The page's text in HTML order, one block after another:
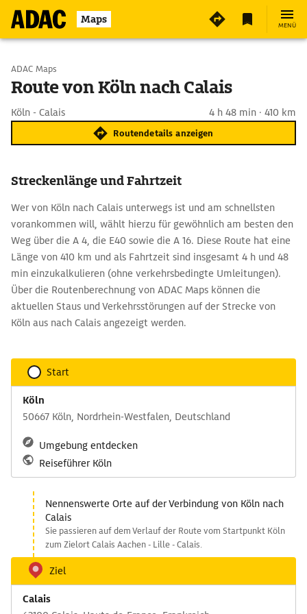
Maps MENÜ
Start wählen
ADAC Maps
Route von Köln nach Calais
Köln - Calais 4 h 48 min · 410 km
Routendetails anzeigen
Streckenlänge und Fahrtzeit
Wer von Köln nach Calais unterwegs ist und am schnellsten
vorankommen will, wählt hierzu für gewöhnlich am besten den
Weg über die A 4, die E40 sowie die A 16. Diese Route hat eine
Länge von 410 km und als Fahrtzeit sind insgesamt 4 h und 48
min einzukalkulieren (ohne verkehrsbedingte Umleitungen).
Über die Routenberechnung von ADAC Maps können die
aktuellen Staus und Verkehrsstörungen auf der Strecke von
Köln aus nach Calais angezeigt werden.
Start
Köln
50667 Köln, Nordrhein-Westfalen, Deutschland
Umgebung entdecken
Reiseführer Köln
Nennenswerte Orte auf der Verbindung von Köln nach
Calais
Sie passieren auf dem Verlauf der Route vom Startpunkt Köln
zum Zielort Calais Aachen - Lille - Calais.
Ziel
Calais